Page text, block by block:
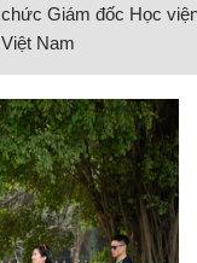
chức Giám đốc Học
Việt Nam